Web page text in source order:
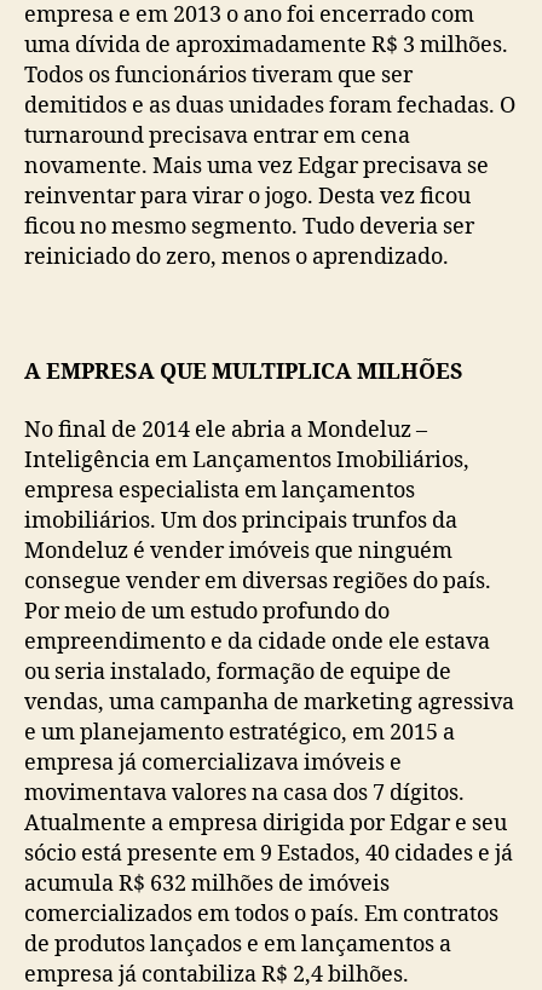
empresa e em 2013 o ano foi encerrado com
uma dívida de aproximadamente R$ 3 milhões.
Todos os funcionários tiveram que ser
demitidos e as duas unidades foram fechadas. O
turnaround precisava entrar em cena
novamente. Mais uma vez Edgar precisava se
reinventar para virar o jogo. Desta vez ficou
ficou no mesmo segmento. Tudo deveria ser
reiniciado do zero, menos o aprendizado.
A EMPRESA QUE MULTIPLICA MILHÕES
No final de 2014 ele abria a Mondeluz –
Inteligência em Lançamentos Imobiliários,
empresa especialista em lançamentos
imobiliários. Um dos principais trunfos da
Mondeluz é vender imóveis que ninguém
consegue vender em diversas regiões do país.
Por meio de um estudo profundo do
empreendimento e da cidade onde ele estava
ou seria instalado, formação de equipe de
vendas, uma campanha de marketing agressiva
e um planejamento estratégico, em 2015 a
empresa já comercializava imóveis e
movimentava valores na casa dos 7 dígitos.
Atualmente a empresa dirigida por Edgar e seu
sócio está presente em 9 Estados, 40 cidades e já
acumula R$ 632 milhões de imóveis
comercializados em todos o país. Em contratos
de produtos lançados e em lançamentos a
empresa já contabiliza R$ 2,4 bilhões.